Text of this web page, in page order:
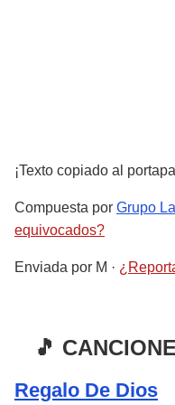
¡Texto copiado al
Compuesta por Grupo
equivocados?
Enviada por M ·
🎵
Regalo De Dios